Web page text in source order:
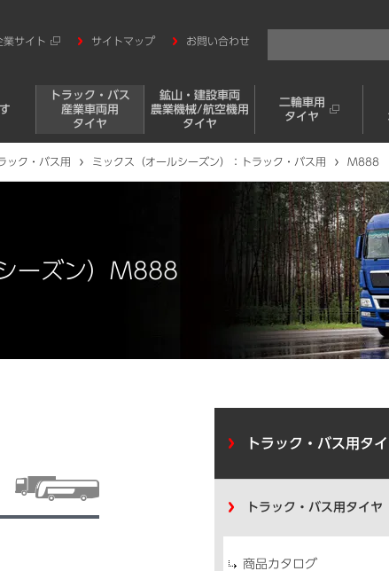
お問い合わせ
サイトマップ
業サイト
トラック・バス
産業車両用
タイヤ
鉱山・建設車両
農業機械/航空機用
タイヤ
二輪車用
タイヤ
ック・バス用 ミックス（オールシーズン）：トラック・バス用 M888
ーズン）M888
トラック・バス用タ
トラック・バス用タイヤ
商品カタログ